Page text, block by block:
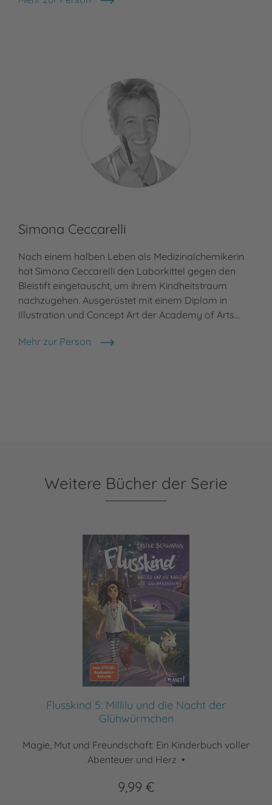
Sabine Bohlmann
Simona Ceccarelli
Nach einem halben Leben als Medizinalchemikerin
hat Simona Ceccarelli den Laborkittel gegen den
Bleistift eingetauscht, um ihrem Kindheitstraum
nachzugehen. Ausgerüstet mit einem Diplom in
Illustration und Concept Art der Academy of Arts…
Mehr zur Person
Simona Ceccarelli
Weitere Bücher der Serie
Flusskind 5: Millilu und die Nacht der
Glühwürmchen
Magie, Mut und Freundschaft: Ein Kinderbuch voller
Abenteuer und Herz •
9,99 €